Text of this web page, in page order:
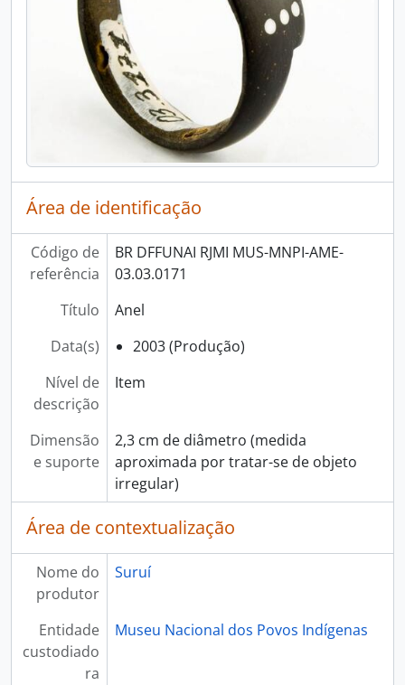
Área de identificação
Código de
referência
BR DFFUNAI RJMI MUS-MNPI-AME-
03.03.0171
Título
Anel
Data(s)
2003 (Produção)
Nível de
descrição
Item
Dimensão
e suporte
2,3 cm de diâmetro (medida
aproximada por tratar-se de objeto
irregular)
Área de contextualização
Nome do
produtor
Suruí
Entidade
custodiado
ra
Museu Nacional dos Povos Indígenas